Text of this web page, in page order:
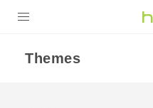
Themes